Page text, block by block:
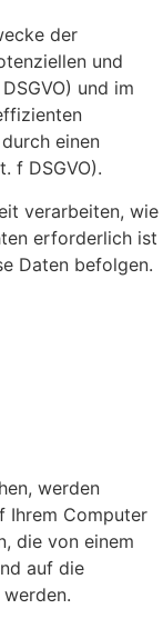
der
und
und im
einen
f DSGVO).
verarbeiten, wie
erforderlich ist
Daten befolgen.
werden
Ihrem Computer
die von einem
auf die